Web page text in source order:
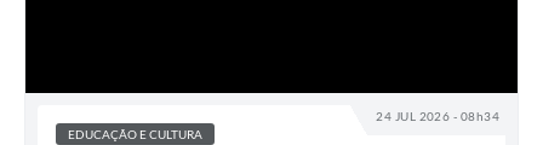
24 JUL 2026 - 08h34
EDUCAÇÃO E CULTURA